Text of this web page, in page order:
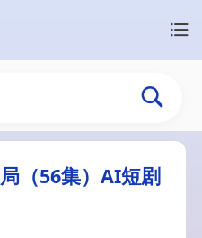
（56集）AI短剧